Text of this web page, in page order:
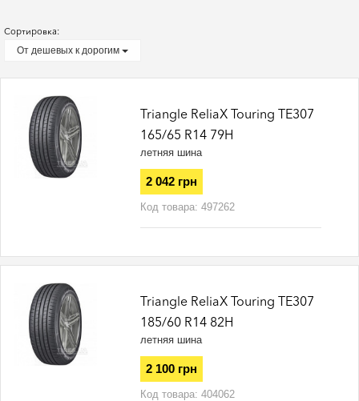
Сортировка:
От дешевых к дорогим
Triangle ReliaX Touring TE307
165/65 R14 79H
летняя шина
2 042 грн
Код товара:497262
Triangle ReliaX Touring TE307
185/60 R14 82H
летняя шина
2 100 грн
Код товара:404062